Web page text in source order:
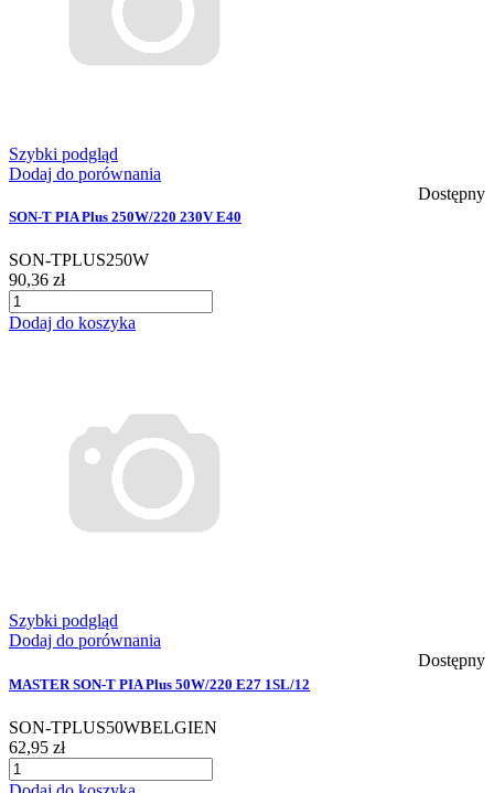
Szybki podgląd
Dodaj do porównania
Dostępny
SON-T PIA Plus 250W/220 230V E40
SON-TPLUS250W
90,36 zł
Dodaj do koszyka
Szybki podgląd
Dodaj do porównania
Dostępny
MASTER SON-T PIA Plus 50W/220 E27 1SL/12
SON-TPLUS50WBELGIEN
62,95 zł